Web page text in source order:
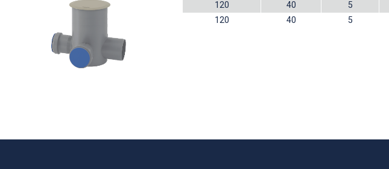
5
40
120
5
40
120